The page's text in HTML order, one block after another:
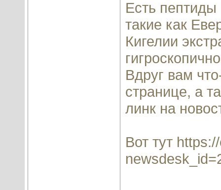
Есть пептиды
такие как
Кигелии
Вдруг вам
странице, а
линк на
Вот тут https: